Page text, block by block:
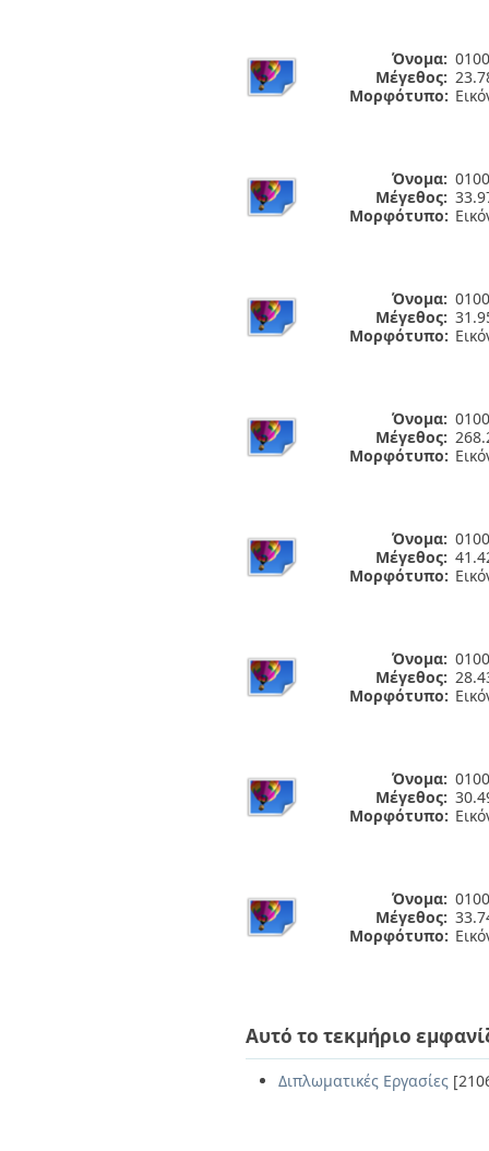
Όνομα:
Μέγεθος:
Μορφότυπο:
Όνομα:
Μέγεθος:
Μορφότυπο:
Όνομα:
Μέγεθος:
Μορφότυπο:
Όνομα:
Μέγεθος:
Μορφότυπο:
Όνομα:
Μέγεθος:
Μορφότυπο:
Όνομα:
Μέγεθος:
Μορφότυπο:
Όνομα:
Μέγεθος:
Μορφότυπο:
Όνομα:
Μέγεθος:
Μορφότυπο:
Αυτό το τεκμήριο
Διπλωματικές Εργασίες